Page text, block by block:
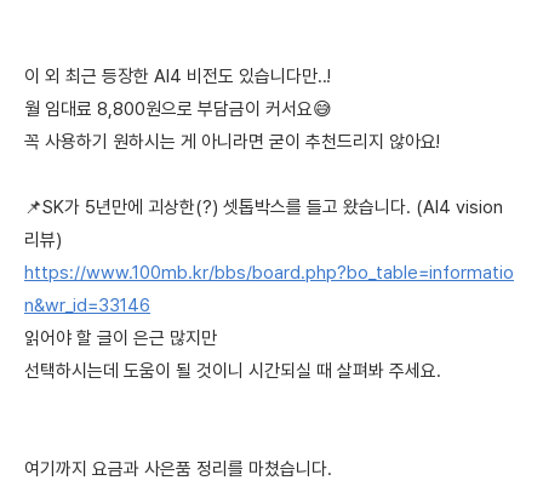
이 외 최근 등장한 AI4 비전도 있습니다만..!
월 임대료 8,800원으로 부담금이 커서요😅
꼭 사용하기 원하시는 게 아니라면 굳이 추천드리지 않아요!
📌SK가 5년만에 괴상한(?) 셋톱박스를 들고 왔습니다. (AI4 vision
리뷰)
https://www.100mb.kr/bbs/board.php?bo_table=informatio
n&wr_id=33146
읽어야 할 글이 은근 많지만
선택하시는데 도움이 될 것이니 시간되실 때 살펴봐 주세요.
여기까지 요금과 사은품 정리를 마쳤습니다.